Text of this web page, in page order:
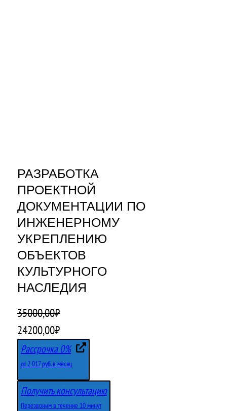
РАЗРАБОТКА
ПРОЕКТНОЙ
ДОКУМЕНТАЦИИ ПО
ИНЖЕНЕРНОМУ
УКРЕПЛЕНИЮ
ОБЪЕКТОВ
КУЛЬТУРНОГО
НАСЛЕДИЯ
35000,00₽
П
р
в
о
24200,00₽Т
е
к
у
щ
Рассрочка 0%
от 2 017 руб. в месяц
Получить консультацию
Перезвоним в течение 10 минут